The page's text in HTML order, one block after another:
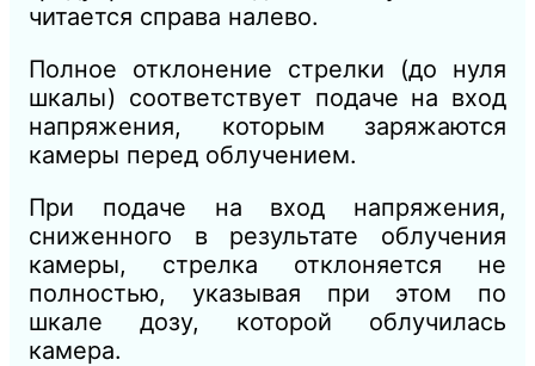
читается справа налево.
Полное отклонение стрелки (до нуля
шкалы) соответствует подаче на вход
напряжения, которым заряжаются
камеры перед облучением.
При подаче на вход напряжения,
сниженного в результате облучения
камеры, стрелка отклоняется не
полностью, указывая при этом по
шкале дозу, которой облучилась
камера.